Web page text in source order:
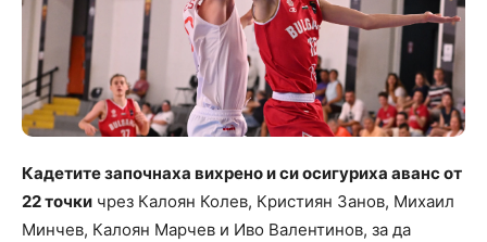
Кадетите започнаха вихрено и си осигуриха аванс от
22 точки чрез Калоян Колев, Кристиян Занов, Михаил
Минчев, Калоян Марчев и Иво Валентинов, за да